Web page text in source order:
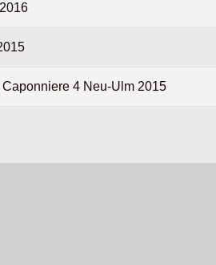
4 Neu-Ulm 2015